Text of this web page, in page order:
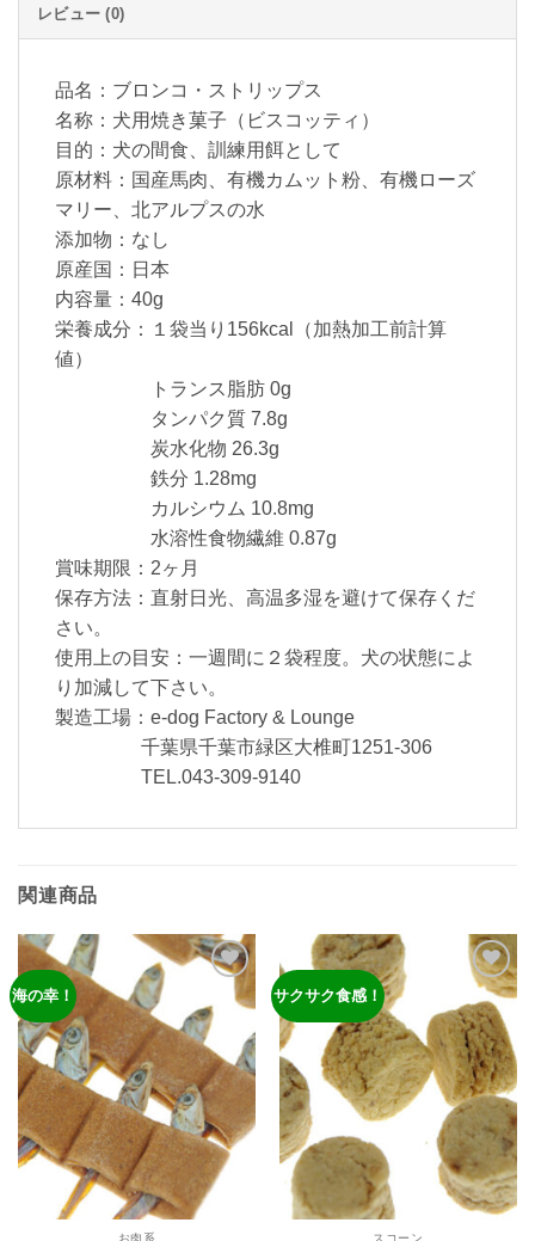
レビュー (0)
品名：ブロンコ・ストリップス
名称：犬用焼き菓子（ビスコッティ）
目的：犬の間食、訓練用餌として
原材料：国産馬肉、有機カムット粉、有機ローズ
マリー、北アルプスの水
添加物：なし
原産国：日本
内容量：40g
栄養成分：１袋当り156kcal（加熱加工前計算
値）
トランス脂肪 0g
タンパク質 7.8g
炭水化物 26.3g
鉄分 1.28mg
カルシウム 10.8mg
水溶性食物繊維 0.87g
賞味期限：2ヶ月
保存方法：直射日光、高温多湿を避けて保存くだ
さい。
使用上の目安：一週間に２袋程度。犬の状態によ
り加減して下さい。
製造工場：e-dog Factory & Lounge
千葉県千葉市緑区大椎町1251-306
TEL.043-309-9140
関連商品
海の幸！
ほし
い物
トに
追加
サクサク食感！
ほし
い物
リス
トに
追加